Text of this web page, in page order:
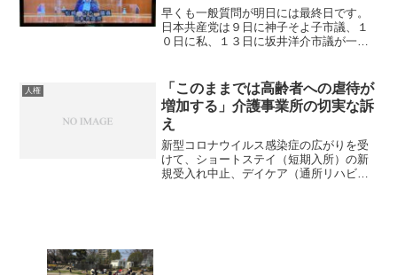
止の啓発について
早くも一般質問が明日には最終日です。
日本共産党は９日に神子そよ子市議、１
０日に私、１３日に坂井洋介市議が一般
上げます。（金沢和子市議は６日に議案
質疑を行い、やはり新型コ...
人権
「このままでは高齢者への虐待が
増加する」介護事業所の切実な訴
え
新型コロナウイルス感染症の広がりを受
けて、ショートステイ（短期入所）の新
規受入れ中止、デイケア（通所リハビ